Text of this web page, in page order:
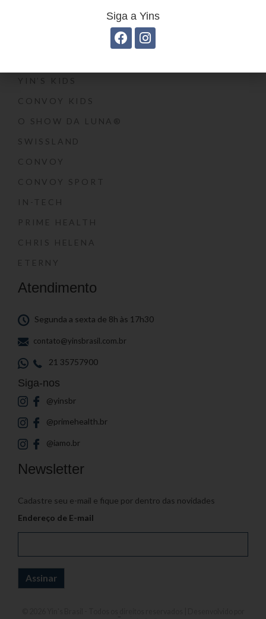
YIN’S KIDS
CONVOY KIDS
O SHOW DA LUNA®
SWISSLAND
CONVOY
CONVOY SPORT
IN-TECH
PRIME HEALTH
CHRIS HELENA
ETERNY
Atendimento
Segunda a sexta de 8h às 17h30
contato@yinsbrasil.com.br
21 35757900
Siga-nos
@yinsbr
@primehealth.br
@iamo.br
Newsletter
Cadastre seu e-mail e fique por dentro das novidades
Endereço de E-mail
Siga a Yins